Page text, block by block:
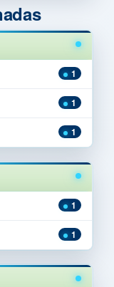
1
1
1
1
1